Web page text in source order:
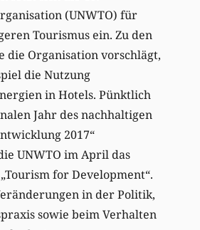
(UNWTO) für
Tourismus ein. Zu den
die Organisation vorschlägt,
die Nutzung
in Hotels. Pünktlich
Jahr des nachhaltigen
2017“
UNWTO im April das
for Development“.
in der Politik,
sowie beim Verhalten